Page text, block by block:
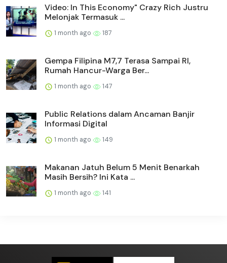
Video: In This Economy" Crazy Rich Justru
Melonjak Termasuk ...
1 month ago 187
Gempa Filipina M7,7 Terasa Sampai RI,
Rumah Hancur-Warga Ber...
1 month ago 147
Public Relations dalam Ancaman Banjir
Informasi Digital
1 month ago 149
Makanan Jatuh Belum 5 Menit Benarkah
Masih Bersih? Ini Kata ...
1 month ago 141